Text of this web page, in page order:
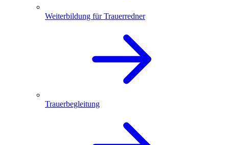
Weiterbildung für Trauerredner
Trauerbegleitung